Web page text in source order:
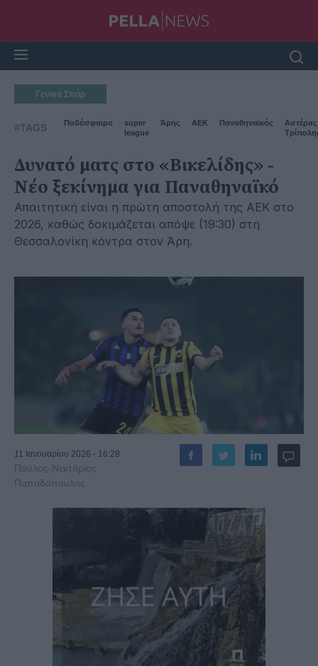
Γενικά Σπόρ
#TAGS Ποδόσφαιρο
super
league
Άρης ΑΕΚ Παναθηναϊκός
Αστέρας
Δυνατό ματς στο «Βικελίδης» -
Νέο ξεκίνημα για Παναθηναϊκό
Απαιτητική είναι η πρώτη αποστολή της ΑΕΚ στο
2026, καθώς δοκιμάζεται απόψε (19:30) στη
Θεσσαλονίκη κόντρα στον Άρη.
11 Ιανουαρίου 2026 - 16:28
Παύλος-Νεκτάριος
Παπαδόπουλος